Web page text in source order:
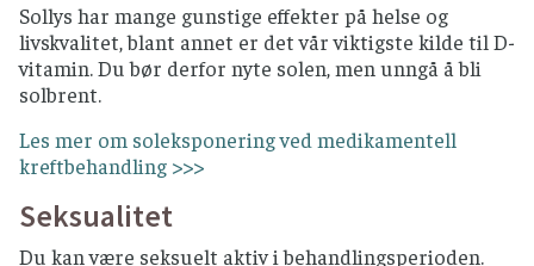
Sollys har mange gunstige effekter på helse og
livskvalitet, blant annet er det vår viktigste kilde til D-
vitamin. Du bør derfor nyte solen, men unngå å bli
solbrent.
Les mer om soleksponering ved medikamentell
kreftbehandling >>>
Seksualitet
Du kan være seksuelt aktiv i behandlingsperioden.